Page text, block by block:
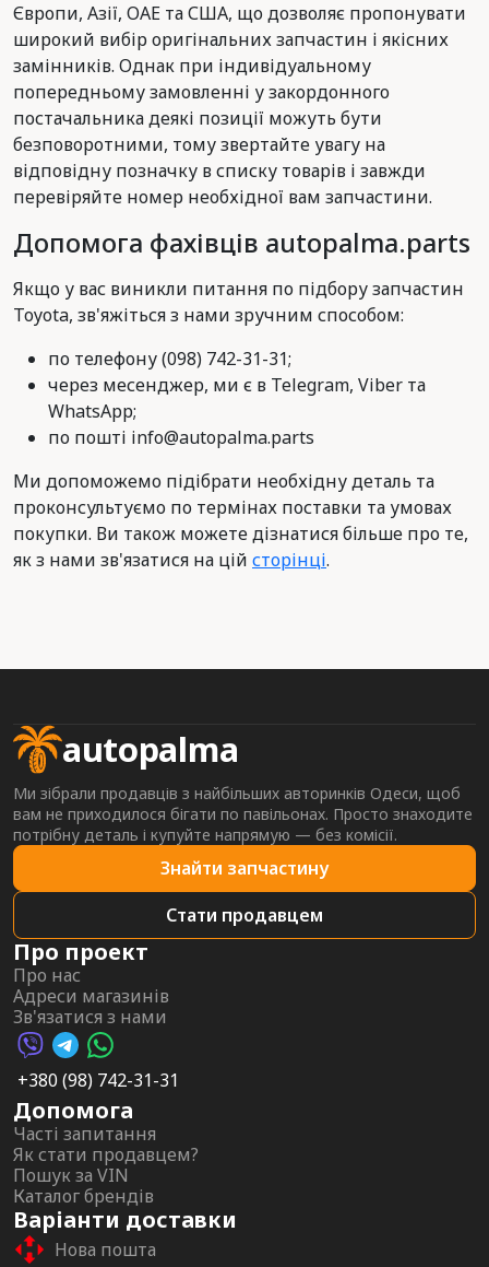
Європи, Азії, ОАЕ та США, що дозволяє пропонувати
широкий вибір оригінальних запчастин і якісних
замінників. Однак при індивідуальному
попередньому замовленні у закордонного
постачальника деякі позиції можуть бути
безповоротними, тому звертайте увагу на
відповідну позначку в списку товарів і завжди
перевіряйте номер необхідної вам запчастини.
Допомога фахівців autopalma.parts
Якщо у вас виникли питання по підбору запчастин
Toyota, зв'яжіться з нами зручним способом:
по телефону (098) 742-31-31;
через месенджер, ми є в Telegram, Viber та
WhatsApp;
по пошті info@autopalma.parts
Ми допоможемо підібрати необхідну деталь та
проконсультуємо по термінах поставки та умовах
покупки. Ви також можете дізнатися більше про те,
як з нами зв'язатися на цій сторінці.
autopalma
Ми зібрали продавців з найбільших авторинків Одеси, щоб
вам не приходилося бігати по павільонах. Просто знаходите
потрібну деталь і купуйте напрямую — без комісії.
Знайти запчастину
Стати продавцем
Про проект
Про нас
Адреси магазинів
Зв'язатися з нами
Viber AutoPalma
Telegram AutoPalma
WhatsApp AutoPalma
+380 (98) 742-31-31
Допомога
Часті запитання
Як стати продавцем?
Пошук за VIN
Каталог брендів
Варіанти доставки
Нова пошта